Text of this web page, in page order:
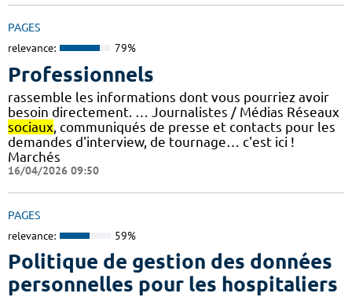
PAGES
relevance: 79%
Professionnels
rassemble les informations dont vous pourriez avoir
besoin directement. … Journalistes / Médias Réseaux
sociaux , communiqués de presse et contacts pour les
demandes d'interview, de tournage… c'est ici !
Marchés
16/04/2026 09:50
PAGES
relevance: 59%
Politique de gestion des données
personnelles pour les hospitaliers